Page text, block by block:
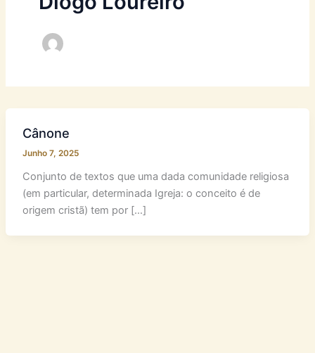
Cânone
Junho 7, 2025
Conjunto de textos que uma dada comunidade religiosa
(em particular, determinada Igreja: o conceito é de
origem cristã) tem por […]